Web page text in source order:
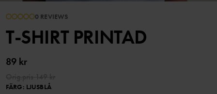
0 REVIEWS
T-SHIRT PRINTAD
89 kr
FÄRG: LJUSBLÅ